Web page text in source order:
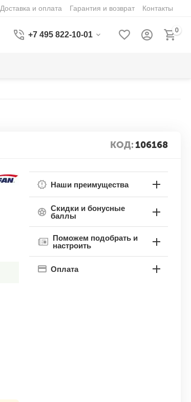
Доставка и оплата Гарантия и возврат Контакты
+7 495 822-10-01 0
КОД:106168
Наши преимущества
Скидки и бонусные
баллы
Поможем подобрать и
настроить
Оплата